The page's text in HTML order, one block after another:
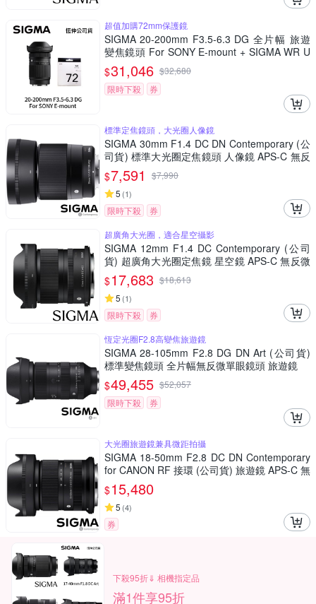
超值加購72mm保護鏡
SIGMA 20-200mm F3.5-6.3 DG 全片幅 旅遊
變焦鏡頭 For SONY E-mount + SIGMA WR U
V 72mm 最頂級保護鏡 (公司貨)
$31,046 $32,680
限時下殺
券
標準定焦鏡頭，大光圈人像鏡
SIGMA 30mm F1.4 DC DN Contemporary (公
司貨) 標準大光圈定焦鏡頭 人像鏡 APS-C 無反
微單眼專用鏡頭
$7,591 $7,990
5 (1)
限時下殺
券
超廣角大光圈，適合星空攝影
SIGMA 12mm F1.4 DC Contemporary (公司
貨) 超廣角大光圈定焦鏡 星空鏡 APS-C 無反微
單眼專用鏡頭
$17,683 $18,613
5 (1)
限時下殺
券
恆定光圈F2.8高變焦旅遊鏡
SIGMA 28-105mm F2.8 DG DN Art (公司貨)
標準變焦鏡頭 全片幅無反微單眼鏡頭 旅遊鏡
$49,455 $52,057
限時下殺
券
大光圈旅遊鏡兼具微距拍攝
SIGMA 18-50mm F2.8 DC DN Contemporary
for CANON RF 接環 (公司貨) 旅遊鏡 APS-C 無
反微單眼專用鏡頭
$15,480
5 (4)
券
下殺95折⇓ 相機指定品
滿1件享95折